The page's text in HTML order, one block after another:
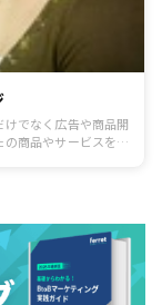
でなく広告や商品開
商品やサービスを記